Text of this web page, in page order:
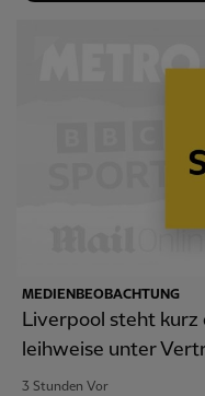
MEDIENBEOBACHTUNG
Liverpool steht kurz
leihweise unter
3 Stunden Vor